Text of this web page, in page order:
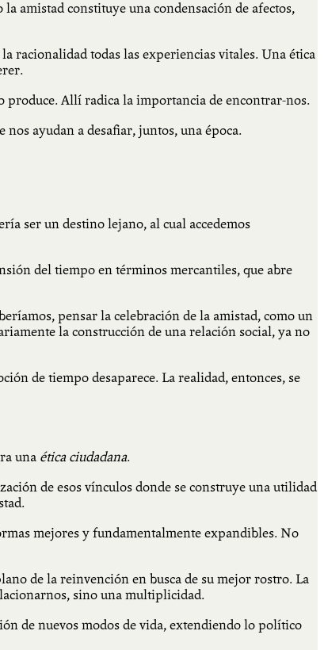
amistad constituye una condensación de afectos,
racionalidad todas las experiencias vitales. Una ética
produce. Allí radica la importancia de encontrar-nos.
ayudan a desafiar, juntos, una época.
ser un destino lejano, al cual accedemos
del tiempo en términos mercantiles, que abre
pensar la celebración de la amistad, como un
la construcción de una relación social, ya no
de tiempo desaparece. La realidad, entonces, se
una ética ciudadana.
de esos vínculos donde se construye una utilidad
mejores y fundamentalmente expandibles. No
de la reinvención en busca de su mejor rostro. La
sino una multiplicidad.
de nuevos modos de vida, extendiendo lo político